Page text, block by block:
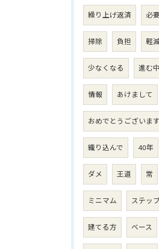
繰り上げ返済 必
掃除 負担 軽
少なくなる 進む中
情報 あけまして
おめでとうございます
織り込んで 40年
ダメ 王道 常
ミニマム ステッ
建てる方 ベース